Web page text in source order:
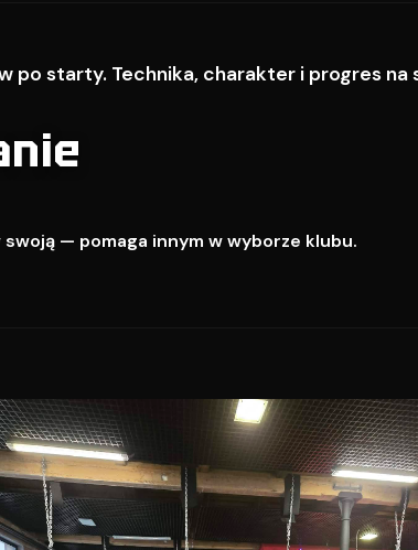
starty. Technika, charakter i progres na
— pomaga innym w wyborze klubu.